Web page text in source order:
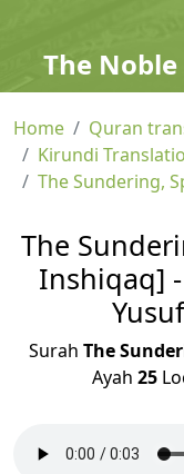
The
Home
Quran
Kirundi
The Sundering,
The
Inshiqaq]
Surah The
Ayah 25